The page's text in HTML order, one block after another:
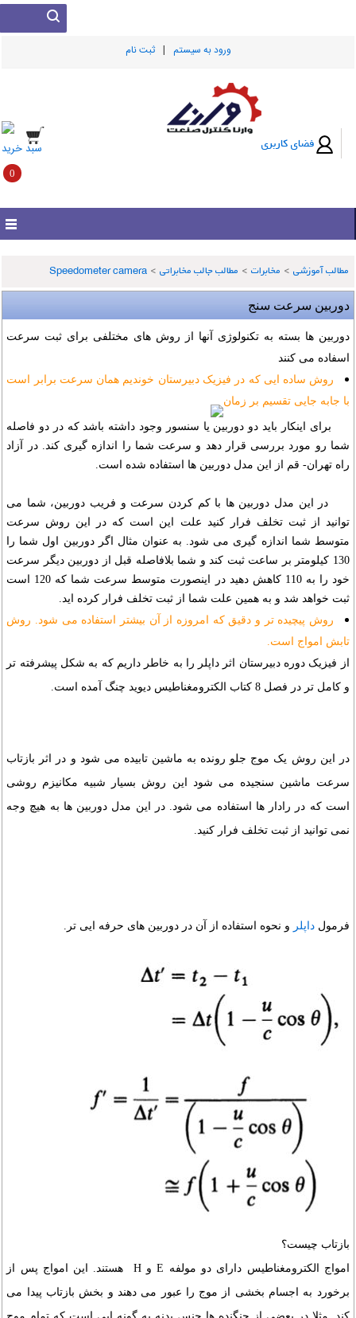
ورود به سيستم| ثبت نام
فضای کاربری سبد خرید
0
مطالب آموزشی> مخابرات> مطالب جالب مخابراتی>
Speedometer camera
دوربین سرعت سنج
دوربین ها بسته به تکنولوژی آنها از روش های مختلفی برای ثبت سرعت
اسفاده می کنند
روش ساده ایی که در فیزیک دبیرستان خوندیم همان سرعت برابر است
با جابه جایی تقسیم بر زمان
برای اینکار باید دو دوربین یا سنسور وجود داشته باشد که در دو فاصله
شما رو مورد بررسی قرار دهد و سرعت شما را اندازه گیری کند. در آزاد
راه تهران- قم از این مدل دوربین ها استفاده شده است.
در این مدل دوربین ها با کم کردن سرعت و فریب دوربین، شما می
توانید از ثبت تخلف فرار کنید علت این است که در این روش سرعت
متوسط شما اندازه گیری می شود. به عنوان مثال اگر دوربین اول شما را
130 کیلومتر بر ساعت ثبت کند و شما بلافاصله قبل از دوربین دیگر سرعت
خود را به 110 کاهش دهید در اینصورت متوسط سرعت شما که 120 است
ثبت خواهد شد و به همین علت شما از ثبت تخلف فرار کرده اید.
روش پیچیده تر و دقیق که امروزه از آن بیشتر استفاده می شود. روش
تابش امواج است.
از فیزیک دوره دبیرستان اثر داپلر را به خاطر داریم که به شکل پیشرفته تر
و کامل تر در فصل 8 کتاب الکترومغناطیس دیوید چنگ آمده است.
در این روش یک موج جلو رونده به ماشین تابیده می شود و در اثر بازتاب
سرعت ماشین سنجیده می شود این روش بسیار شبیه مکانیزم روشی
است که در رادار ها استفاده می شود. در این مدل دوربین ها به هیچ وجه
نمی توانید از ثبت تخلف فرار کنید.
فرمول داپلر و نحوه استفاده از آن در دوربین های حرفه ایی تر.
بازتاب چیست؟
امواج الکترومغناطیس دارای دو مولفه E و H هستند. این امواج پس از
برخورد به اجسام بخشی از موج را عبور می دهند و بخش بازتاب پیدا می